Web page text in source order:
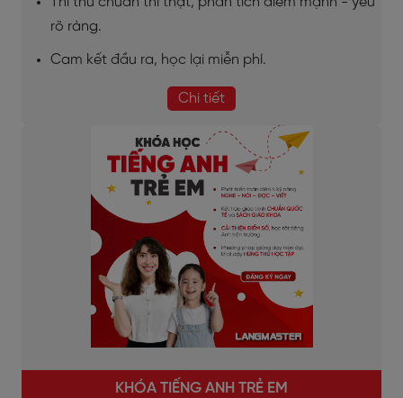
rõ ràng.
Cam kết đầu ra, học lại miễn phí.
Chi tiết
KHÓA TIẾNG ANH TRẺ EM